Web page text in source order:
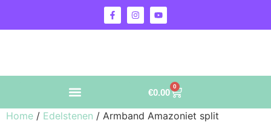
€0.00
0
Home / Edelstenen / Armband Amazoniet split